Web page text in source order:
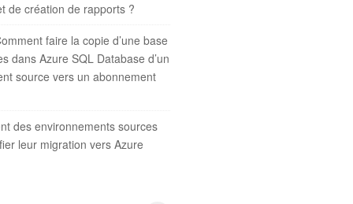
de création de rapports ?
faire la copie d’une base
dans Azure SQL Database d’un
source vers un abonnement
des environnements sources
leur migration vers Azure